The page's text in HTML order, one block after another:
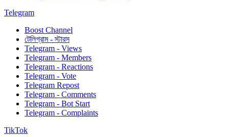
Telegram
Boost Channel
টেলিগ্রাম - স্টারস
Telegram - Views
Telegram - Members
Telegram - Reactions
Telegram - Vote
Telegram Repost
Telegram - Comments
Telegram - Bot Start
Telegram - Complaints
TikTok